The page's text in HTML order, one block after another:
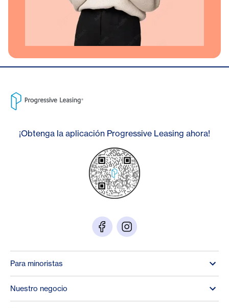
¡Obtenga la aplicación Progressive Leasing ahora!
Para minoristas
Nuestro negocio